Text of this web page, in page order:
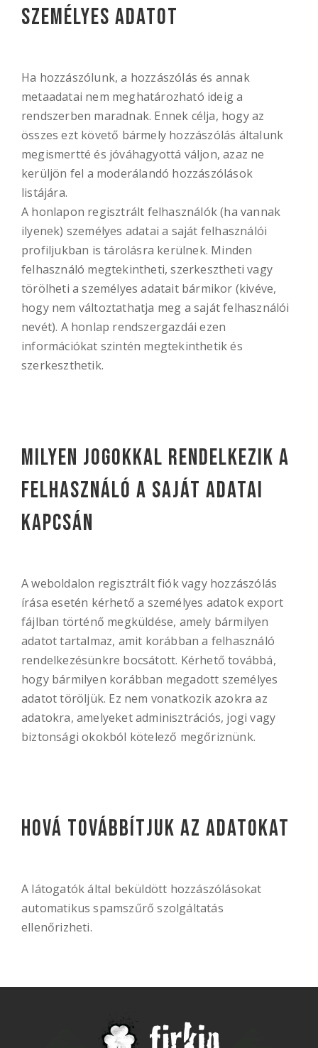
személyes adatot
Ha hozzászólunk, a hozzászólás és annak
metaadatai nem meghatározható ideig a
rendszerben maradnak. Ennek célja, hogy az
összes ezt követő bármely hozzászólás általunk
megismertté és jóváhagyottá váljon, azaz ne
kerüljön fel a moderálandó hozzászólások
listájára.
A honlapon regisztrált felhasználók (ha vannak
ilyenek) személyes adatai a saját felhasználói
profiljukban is tárolásra kerülnek. Minden
felhasználó megtekintheti, szerkesztheti vagy
törölheti a személyes adatait bármikor (kivéve,
hogy nem változtathatja meg a saját felhasználói
nevét). A honlap rendszergazdái ezen
információkat szintén megtekinthetik és
szerkeszthetik.
Milyen jogokkal rendelkezik a
felhasználó a saját adatai
kapcsán
A weboldalon regisztrált fiók vagy hozzászólás
írása esetén kérhető a személyes adatok export
fájlban történő megküldése, amely bármilyen
adatot tartalmaz, amit korábban a felhasználó
rendelkezésünkre bocsátott. Kérhető továbbá,
hogy bármilyen korábban megadott személyes
adatot töröljük. Ez nem vonatkozik azokra az
adatokra, amelyeket adminisztrációs, jogi vagy
biztonsági okokból kötelező megőriznünk.
Hová továbbítjuk az adatokat
A látogatók által beküldött hozzászólásokat
automatikus spamszűrő szolgáltatás
ellenőrizheti.